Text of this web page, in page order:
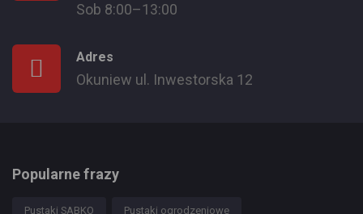
Sob 8:00–13:00
Adres
Okuniew ul. Inwestorska 12
Popularne frazy
Pustaki SABKO Pustaki ogrodzeniowe